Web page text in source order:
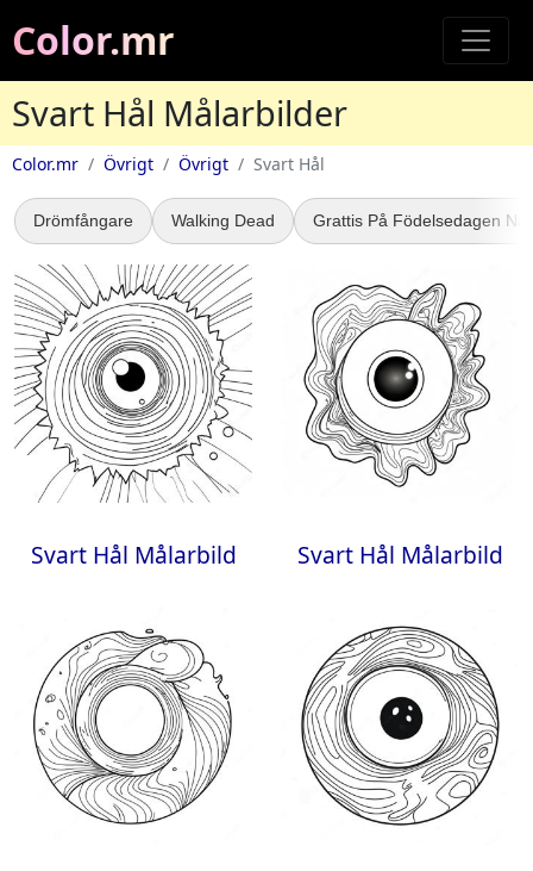
Color.mr
Svart Hål Målarbilder
Color.mr Övrigt Övrigt Svart Hål
Drömfångare Walking Dead Grattis På Födelsedagen
Svart Hål Målarbild Svart Hål Målarbild